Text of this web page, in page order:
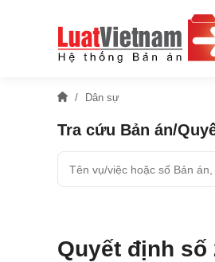
Dân sự
Tra cứu Bản án/
Quyết định số